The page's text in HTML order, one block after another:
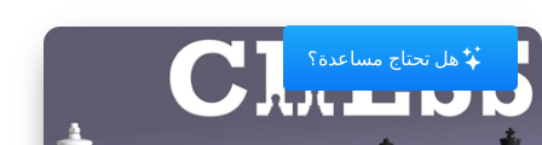
هل تحتاج مساعدة؟